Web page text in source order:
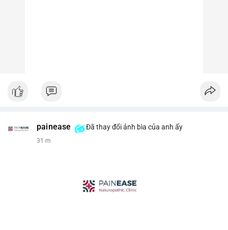
painease Đã thay đổi ảnh bìa của anh ấy
31 m